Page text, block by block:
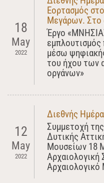
18
May
2022
Εορτασμός
Μεγάρων. Στο
Έργο
εμπλουτισμός
μέσω
του ήχου των
οργάνων»
12
May
2022
Διεθνής
Συμμετοχή
Δυτικής
Μουσείων 18